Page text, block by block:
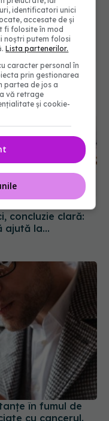
datorită
concluzie clară:
ajută la
cu cancerul.
identificatori unici
accesate de și
fi folosite în mod
noștri putem folosi
Lista partenerilor.
caracter personal în
prin gestionarea
partea de jos a
vă retrage
și cookie-